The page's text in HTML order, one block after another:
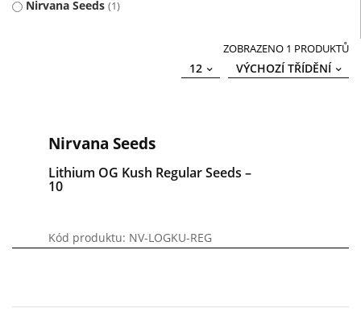
Nirvana Seeds 1
ZOBRAZENO 1 PRODUKTŮ
VÝCHOZÍ TŘÍDĚNÍ
12
Nirvana Seeds
Lithium OG Kush Regular Seeds –
10
Kód produktu: NV-LOGKU-REG